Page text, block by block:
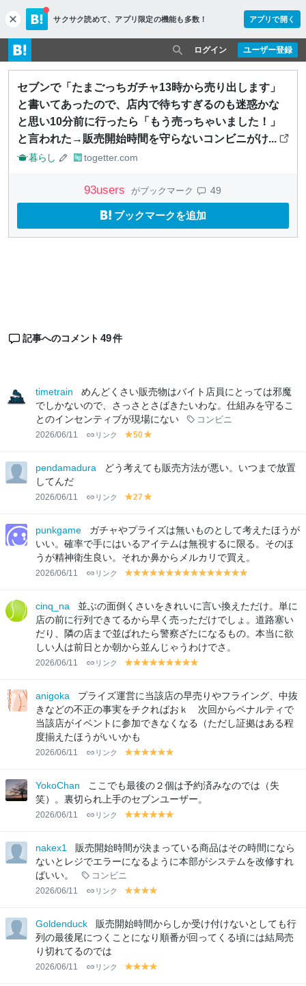
c
l
o
s
e
サクサク読めて、 アプリ限定の機能も多数！ アプリで開く
ユーザー登録
ログイン
セブンで「たまごっちガチャ13時から売り出します」
と書いてあったので、店内で待ちすぎるのも迷惑かな
と思い10分前に行ったら「もう売っちゃいました！」
と言われた→販売開始時間を守らないコンビニがけ...
暮らし togetter.com
93users がブックマーク 49
ブックマークを追加
記事へのコメント 49件
timetrain
めんどくさい販売物はバイト店員にとっては邪魔
でしかないので、さっさとさばきたいわな。仕組みを守るこ
とのインセンティブが現場にない
コンビニ
2026/06/11 リンク
y
lo
50
lo
pendamadura
どう考えても販売方法が悪い。いつまで放置
してんだ
2026/06/11 リンク
y
lo
w
27
lo
w
punkgame
ガチャやプライズは無いものとして考えたほうが
いい。確率で手にはいるアイテムは無視するに限る。そのほ
うが精神衛生良い。それか鼻からメルカリで買え。
2026/06/11 リンク
y
lo
w
y
lo
w
y
lo
w
y
lo
w
y
lo
w
y
lo
w
y
lo
w
y
lo
y
lo
w
y
lo
w
y
lo
w
y
lo
w
y
lo
w
y
lo lo
w
cinq_na
並ぶの面倒くさいをきれいに言い換えただけ。単に
店の前に行列できてるから早く売っただけでしょ。道路塞い
だり、隣の店まで並ばれたら警察ざたになるもの。本当に欲
しい人は前日とか朝から並んじゃうわけでさ。
2026/06/11 リンク
y
lo
w
y
lo
w
y
lo
w
y
lo
w
y
lo
w
y
lo
w
y
lo
w
y
lo
w
lo
anigoka
プライズ運営に当該店の早売りやフライング、中抜
きなどの不正の事実をチクればおｋ 次回からペナルティで
当該店がイベントに参加できなくなる（ただし証拠はある程
度揃えたほうがいいかも
2026/06/11 リンク
y
lo
w
y
lo
w
y
lo
w
y
lo
w
y
lo
w
lo
w
YokoChan
ここでも最後の２個は予約済みなのでは（失
笑）。裏切られ上手のセブンユーザー。
2026/06/11 リンク
y
lo
w
y
lo
w
y
lo
w
y
lo
w
y
lo
w
lo
w
nakex1
販売開始時間が決まっている商品はその時間になら
ないとレジでエラーになるように本部がシステムを改修すれ
ばいい。
コンビニ
2026/06/11 リンク
y
lo
w
y
lo
w
y
lo
w
lo
w
Goldenduck
販売開始時間からしか受け付けないとしても行
列の最後尾につくことになり順番が回ってくる頃には結局売
り切れてるのでは
2026/06/11 リンク
y y y